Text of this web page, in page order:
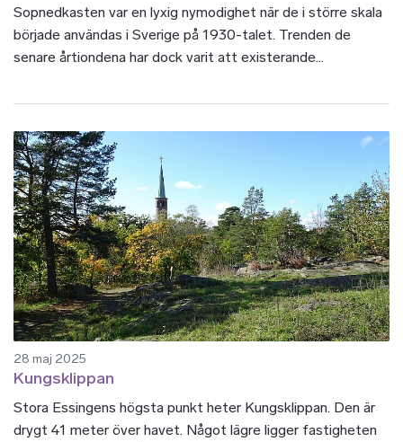
Sopnedkasten var en lyxig nymodighet när de i större skala
började användas i Sverige på 1930-talet. Trenden de
senare årtiondena har dock varit att existerande...
28 maj 2025
Kungsklippan
Stora Essingens högsta punkt heter Kungsklippan. Den är
drygt 41 meter över havet. Något lägre ligger fastigheten